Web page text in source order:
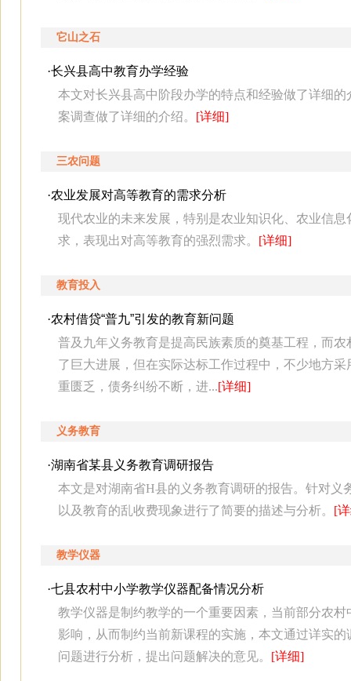
它山之石
·长兴县高中教育办学经验
本文对长兴县高中阶段办学的特点和经验做了详细
案调查做了详细的介绍。 [详细]
三农问题
·农业发展对高等教育的需求分析
现代农业的未来发展，特别是农业知识化、农业信
求，表现出对高等教育的强烈需求。 [详细]
教育投入
·农村借贷“普九”引发的教育新问题
普及九年义务教育是提高民族素质的奠基工程，而
了巨大进展，但在实际达标工作过程中，不少地方
重匮乏，债务纠纷不断，进...[详细]
义务教育
·湖南省某县义务教育调研报告
本文是对湖南省H县的义务教育调研的报告。针对
以及教育的乱收费现象进行了简要的描述与分析。 [
教学仪器
·七县农村中小学教学仪器配备情况分析
教学仪器是制约教学的一个重要因素，当前部分农
影响，从而制约当前新课程的实施，本文通过详实
问题进行分析，提出问题解决的意见。 [详细]